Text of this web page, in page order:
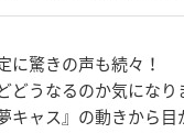
に驚きの声も続々！
どうなるのか気になり
キャス』の動きから目